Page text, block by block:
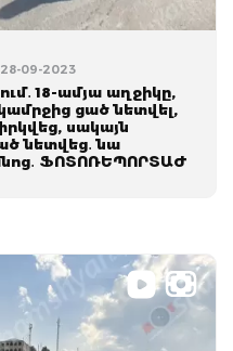
28-09-2023
18-ամյա աղջիկը,
ցած նետվել,
սակայն
նետվեց․ նա
ՖՈՏՈՌԵՊՈՐՏԱԺ